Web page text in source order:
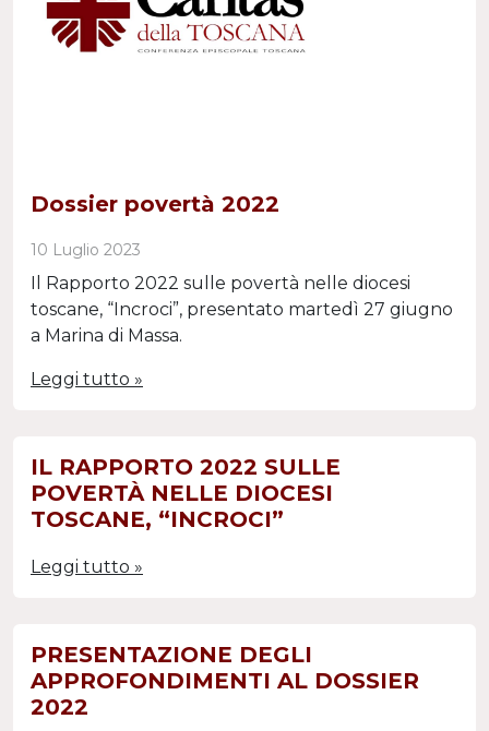
Dossier povertà 2022
10 Luglio 2023
Il Rapporto 2022 sulle povertà nelle diocesi
toscane, “Incroci”, presentato martedì 27 giugno
a Marina di Massa.
Leggi tutto »
IL RAPPORTO 2022 SULLE
POVERTÀ NELLE DIOCESI
TOSCANE, “INCROCI”
Leggi tutto »
PRESENTAZIONE DEGLI
APPROFONDIMENTI AL DOSSIER
2022